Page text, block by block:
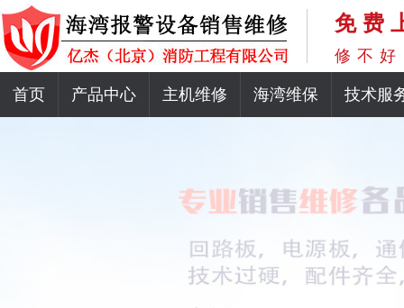
免费
修不
首页 产品中心 主机维修 海湾维保 技术服